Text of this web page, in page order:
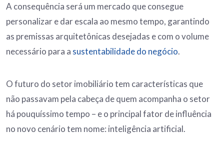
A consequência será um mercado que consegue
personalizar e dar escala ao mesmo tempo, garantindo
as premissas arquitetônicas desejadas e com o volume
necessário para a sustentabilidade do negócio.
O futuro do setor imobiliário tem características que
não passavam pela cabeça de quem acompanha o setor
há pouquíssimo tempo – e o principal fator de influência
no novo cenário tem nome: inteligência artificial.